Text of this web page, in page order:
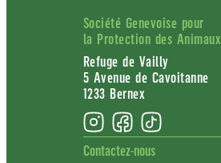
Société Genevoise pour
la Protection des Animaux
Refuge de Vailly
5 Avenue de Cavoitanne
1233 Bernex
Contactez-nous